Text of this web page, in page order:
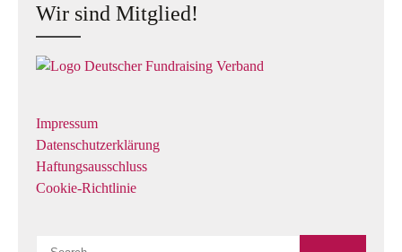
Wir sind Mitglied!
Impressum
Datenschutzerklärung
Haftungsausschluss
Cookie-Richtlinie